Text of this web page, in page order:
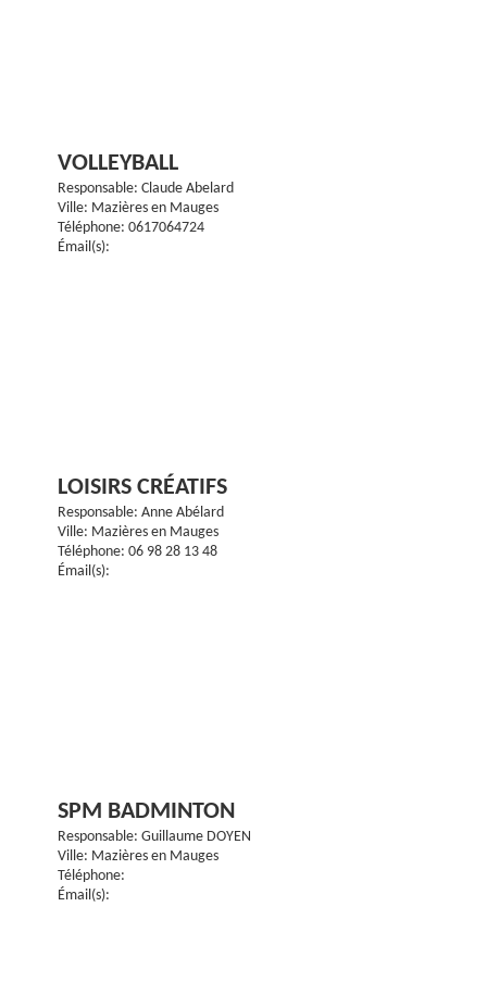
VOLLEYBALL
Responsable: Claude Abelard
Ville: Mazières en Mauges
Téléphone: 0617064724
Émail(s):
LOISIRS CRÉATIFS
Responsable: Anne Abélard
Ville: Mazières en Mauges
Téléphone: 06 98 28 13 48
Émail(s):
SPM BADMINTON
Responsable: Guillaume DOYEN
Ville: Mazières en Mauges
Téléphone:
Émail(s):